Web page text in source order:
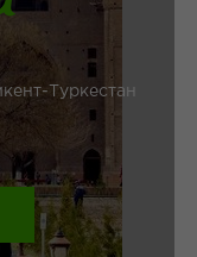
Туркестан